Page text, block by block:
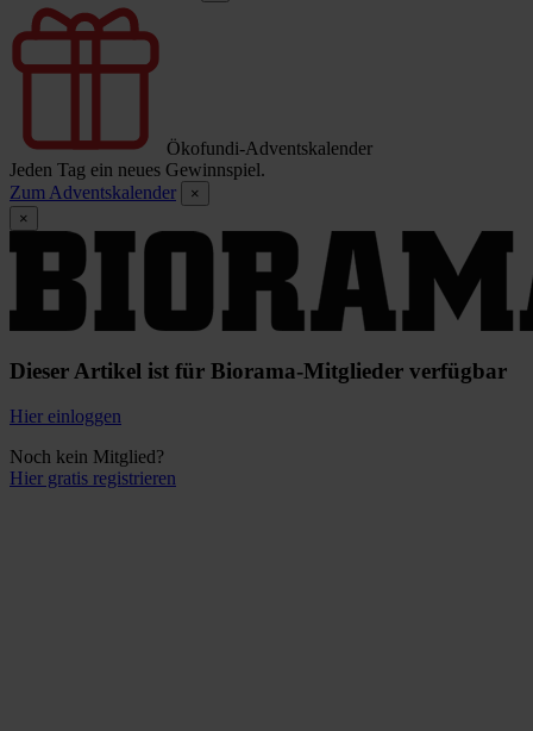
Ökofundi-Adventskalender
Jeden Tag ein neues Gewinnspiel.
Zum Adventskalender
×
×
Dieser Artikel ist für Biorama-Mitglieder verfügbar
Hier einloggen
Noch kein Mitglied?
Hier gratis registrieren